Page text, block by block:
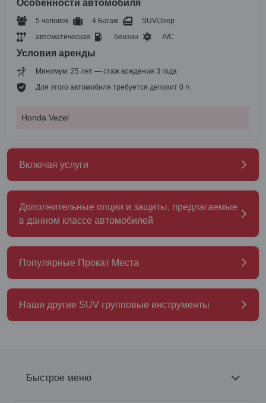
Особенности автомобиля
5 человек 4 Багаж
SUV/Jeep
автоматическая
бензин A/C
Условия аренды
Минимум: 25 лет — стаж вождения 3 года
Для этого автомобиля требуется депозит 0 ¤.
Honda Vezel
Включая услуги
Дополнительные опции и защиты, предлагаемые
в данном классе автомобилей
Популярные Прокат Места
Наши другие SUV групповые инструменты
Быстрое меню